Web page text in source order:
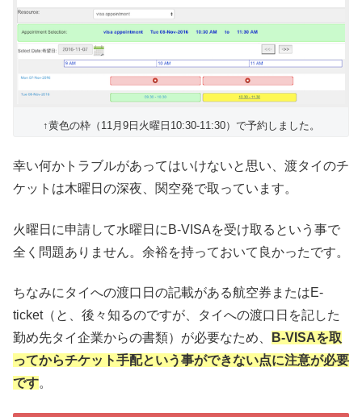
↑黄色の枠（11月9日火曜日10:30-11:30）で予約しました。
幸い何かトラブルがあってはいけないと思い、渡タイのチ
ケットは木曜日の深夜、関空発で取っています。
火曜日に申請して水曜日にB-VISAを受け取るという事で
全く問題ありません。余裕を持っておいて良かったです。
ちなみにタイへの渡口日の記載がある航空券またはE-
ticket（と、後々知るのですが、タイへの渡口日を記した
勤め先タイ企業からの書類）が必要なため、
B-VISAを取
ってからチケット手配という事ができない点に注意が必要
です。